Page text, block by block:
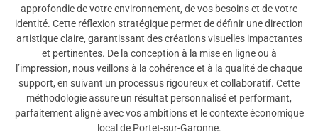
approfondie de votre environnement, de vos besoins et de votre
identité. Cette réflexion stratégique permet de définir une direction
artistique claire, garantissant des créations visuelles impactantes
et pertinentes. De la conception à la mise en ligne ou à
l’impression, nous veillons à la cohérence et à la qualité de chaque
support, en suivant un processus rigoureux et collaboratif. Cette
méthodologie assure un résultat personnalisé et performant,
parfaitement aligné avec vos ambitions et le contexte économique
local de Portet-sur-Garonne.